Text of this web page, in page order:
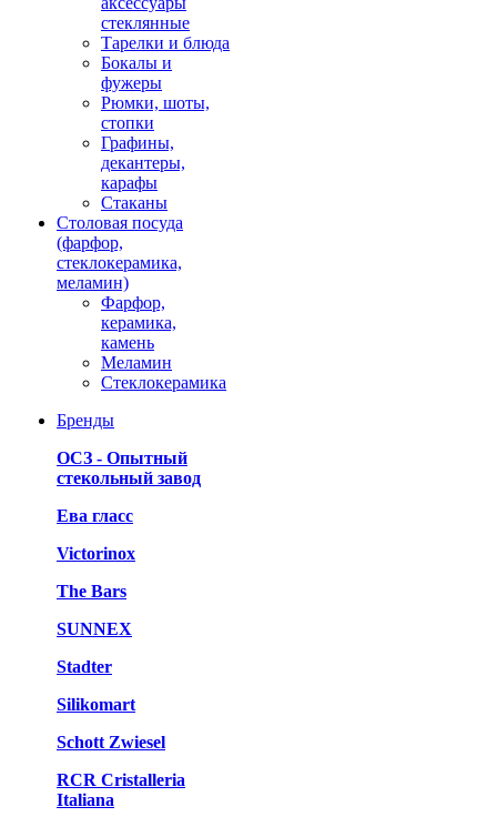
стеклянные
Тарелки и блюда
Бокалы и
фужеры
Рюмки, шоты,
стопки
Графины,
декантеры,
карафы
Стаканы
Столовая посуда
(фарфор,
стеклокерамика,
меламин)
Фарфор,
керамика,
камень
Меламин
Стеклокерамика
Бренды
ОСЗ - Опытный
стекольный завод
Ева гласс
Victorinox
The Bars
SUNNEX
Stadter
Silikomart
Schott Zwiesel
RCR Cristalleria
Italiana